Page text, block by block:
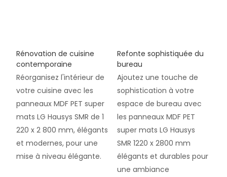
Rénovation de cuisine
contemporaine
Réorganisez l'intérieur de
votre cuisine avec les
panneaux MDF PET super
mats LG Hausys SMR de 1
220 x 2 800 mm, élégants
et modernes, pour une
mise à niveau élégante.
Refonte sophistiquée du
bureau
Ajoutez une touche de
sophistication à votre
espace de bureau avec
les panneaux MDF PET
super mats LG Hausys
SMR 1220 x 2800 mm
élégants et durables pour
une ambiance